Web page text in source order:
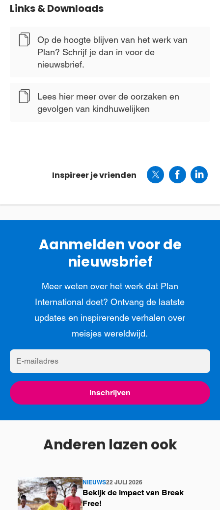
Links & Downloads
Op de hoogte blijven van het werk van
Plan? Schrijf je dan in voor de
nieuwsbrief.
Lees hier meer over de oorzaken en
gevolgen van kindhuwelijken
Inspireer je vrienden
Aanmelden voor de
nieuwsbrief
Meer weten over het werk dat Plan
International doet? Ontvang de laatste
updates en inspirerende verhalen over
meisjes wereldwijd.
E-
mailadres
Inschrijven
Anderen lazen ook
NIEUWS22 JULI 2026
Bekijk de impact van Break
Free!
Lees
meer